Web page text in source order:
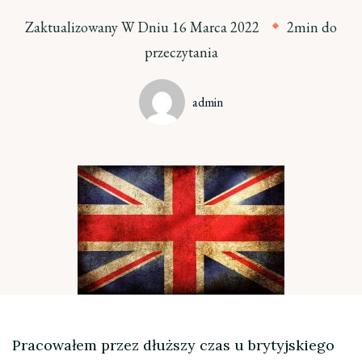
Zaktualizowany W Dniu 16 Marca 2022
2min do
przeczytania
admin
Pracowałem przez dłuższy czas u brytyjskiego